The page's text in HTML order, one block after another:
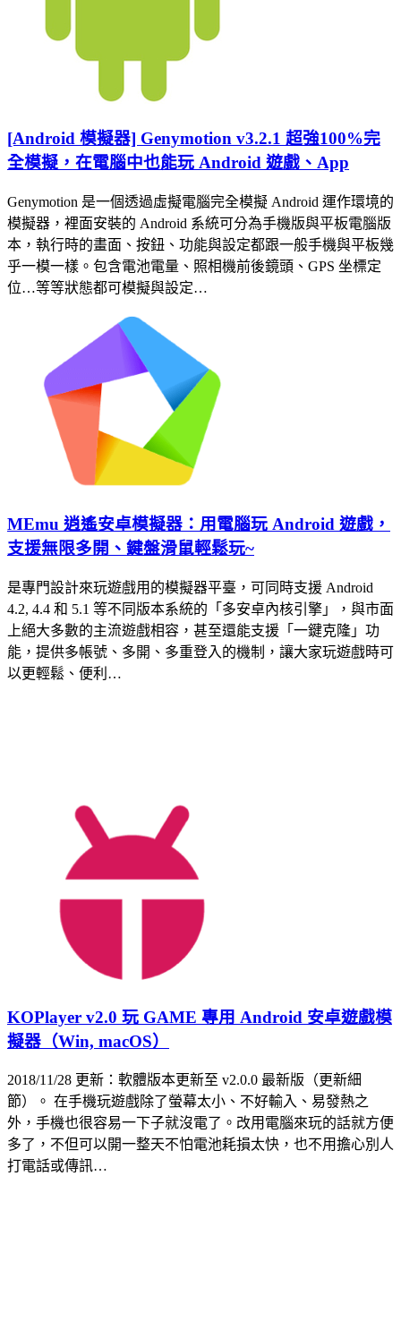
[Android 模擬器] Genymotion v3.2.1 超強100%完
全模擬，在電腦中也能玩 Android 遊戲、App
Genymotion 是一個透過虛擬電腦完全模擬 Android 運作環境的
模擬器，裡面安裝的 Android 系統可分為手機版與平板電腦版
本，執行時的畫面、按鈕、功能與設定都跟一般手機與平板幾
乎一模一樣。包含電池電量、照相機前後鏡頭、GPS 坐標定
位…等等狀態都可模擬與設定…
MEmu 逍遙安卓模擬器：用電腦玩 Android 遊戲，
支援無限多開、鍵盤滑鼠輕鬆玩~
是專門設計來玩遊戲用的模擬器平臺，可同時支援 Android
4.2, 4.4 和 5.1 等不同版本系統的「多安卓內核引擎」，與市面
上絕大多數的主流遊戲相容，甚至還能支援「一鍵克隆」功
能，提供多帳號、多開、多重登入的機制，讓大家玩遊戲時可
以更輕鬆、便利…
KOPlayer v2.0 玩 GAME 專用 Android 安卓遊戲模
擬器（Win, macOS）
2018/11/28 更新：軟體版本更新至 v2.0.0 最新版（更新細
節）。 在手機玩遊戲除了螢幕太小、不好輸入、易發熱之
外，手機也很容易一下子就沒電了。改用電腦來玩的話就方便
多了，不但可以開一整天不怕電池耗損太快，也不用擔心別人
打電話或傳訊…